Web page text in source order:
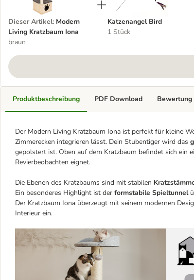
Dieser Artikel: Modern
Living Kratzbaum Iona
braun
Katzenangel Bird
1 Stück
Produktbeschreibung
Der Modern Living Kratzbaum Iona ist perfekt für kleine
Zimmerecken integrieren lässt. Dein Stubentiger wird das
gepolstert ist. Oben auf dem Kratzbaum befindet sich ein
Revierbeobachten eignet.
Die Ebenen des Kratzbaums sind mit stabilen
Ein besonderes Highlight ist der formstabile Spieltunnel
Der Kratzbaum Iona überzeugt mit seinem modernen
Interieur ein.
PDF Download Bewertung